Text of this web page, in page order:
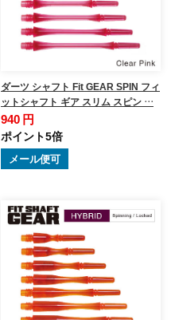
ダーツ シャフト Fit GEAR SPIN フィ
ットシャフト ギア スリム スピン …
940 円
ポイント5倍
メール便可